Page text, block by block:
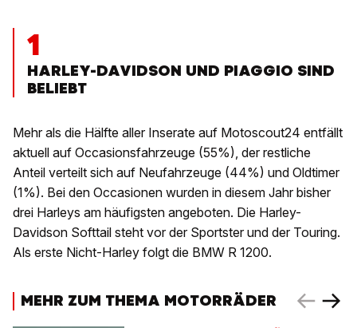
1
HARLEY-DAVIDSON UND PIAGGIO SIND
BELIEBT
Mehr als die Hälfte aller Inserate auf Motoscout24 entfällt
aktuell auf Occasionsfahrzeuge (55%), der restliche
Anteil verteilt sich auf Neufahrzeuge (44%) und Oldtimer
(1%). Bei den Occasionen wurden in diesem Jahr bisher
drei Harleys am häufigsten angeboten. Die Harley-
Davidson Softtail steht vor der Sportster und der Touring.
Als erste Nicht-Harley folgt die BMW R 1200.
MEHR ZUM THEMA MOTORRÄDER